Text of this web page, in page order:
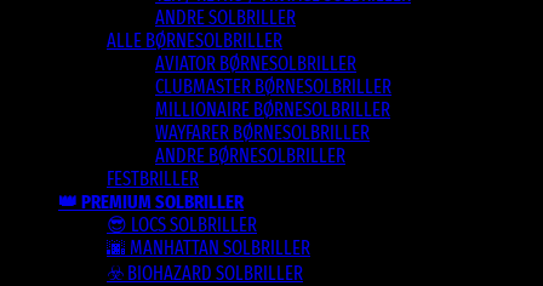
ANDRE SOLBRILLER
ALLE BØRNESOLBRILLER
AVIATOR BØRNESOLBRILLER
CLUBMASTER BØRNESOLBRILLER
MILLIONAIRE BØRNESOLBRILLER
WAYFARER BØRNESOLBRILLER
ANDRE BØRNESOLBRILLER
FESTBRILLER
👑 PREMIUM SOLBRILLER
😎 LOCS SOLBRILLER
🌆 MANHATTAN SOLBRILLER
☣️ BIOHAZARD SOLBRILLER